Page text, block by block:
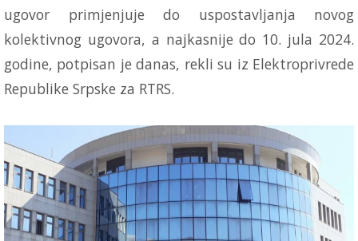
ugovor primjenjuje do uspostavljanja novog
kolektivnog ugovora, a najkasnije do 10. jula 2024.
godine, potpisan je danas, rekli su iz Elektroprivrede
Republike Srpske za RTRS.